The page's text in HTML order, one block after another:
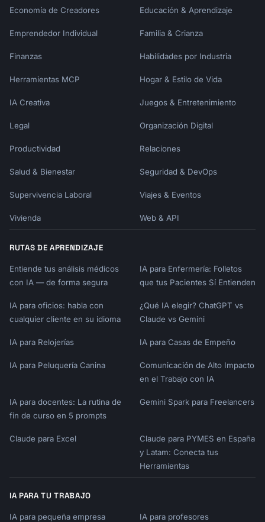
Economía de Creadores Educación & Aprendizaje
Emprendedor Individual Familia & Crianza
Finanzas Habilidades por Industria
Herramientas MCP Hogar & Estilo de Vida
IA Creativa Juegos & Entretenimiento
Legal Organización Digital
Productividad Relaciones
Salud & Bienestar Seguridad & DevOps
Supervivencia Laboral Viajes & Eventos
Vivienda Web & API
RUTAS DE APRENDIZAJE
Entiende tus análisis médicos
con IA — de forma segura
IA para Enfermería: Folletos
que tus Pacientes Sí Entienden
IA para oficios: habla con
cualquier cliente en su idioma
¿Qué IA elegir? ChatGPT vs
Claude vs Gemini
IA para Relojerías IA para Casas de Empeño
IA para Peluquería Canina
Comunicación de Alto Impacto
en el Trabajo con IA
IA para docentes: La rutina de
fin de curso en 5 prompts
Gemini Spark para Freelancers
Claude para Excel
Claude para PYMES en España
y Latam: Conecta tus
Herramientas
IA PARA TU TRABAJO
IA para pequeña empresa IA para profesores